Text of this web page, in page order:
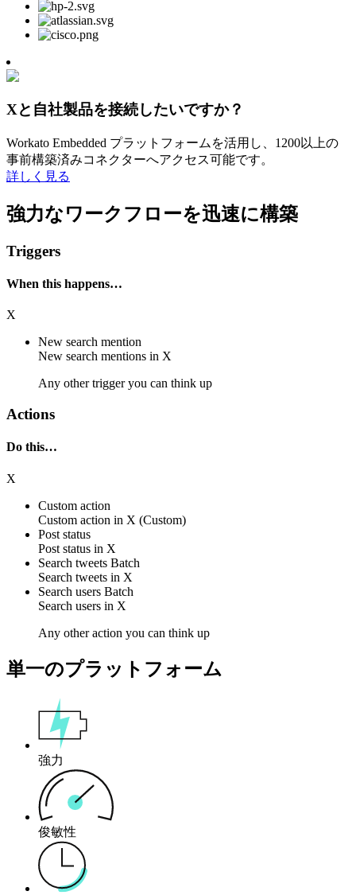
Xと自社製品を接続したいですか？
Workato Embedded プラットフォームを活用し、1200以上の
事前構築済みコネクターへアクセス可能です。
詳しく見る
強力なワークフローを迅速に構築
Triggers
When this happens…
X
New search mention
New search mentions in X
Any other trigger you can think up
Actions
Do this…
X
Custom action
Custom action in X (Custom)
Post status
Post status in X
Search tweets Batch
Search tweets in X
Search users Batch
Search users in X
Any other action you can think up
単一のプラットフォーム
強力
俊敏性